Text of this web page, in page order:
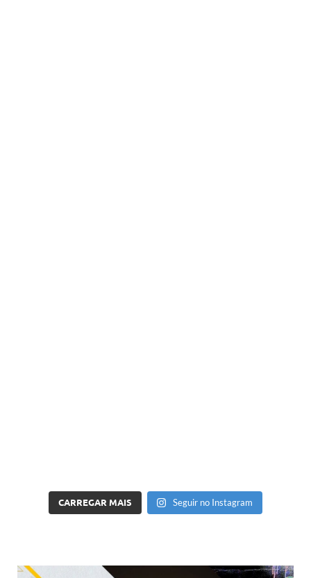
CARREGAR MAIS Seguir no Instagram